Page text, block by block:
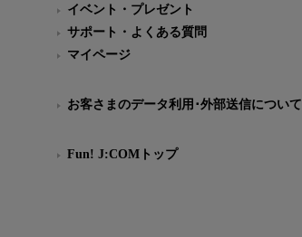
イベント・プレゼント
サポート・よくある質問
マイページ
お客さまのデータ利用･外部送信について
Fun! J:COMトップ